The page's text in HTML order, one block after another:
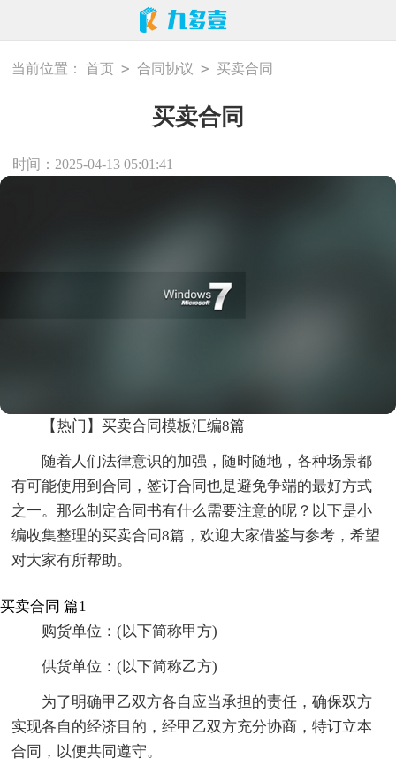
当前位置： 首页 > 合同协议 > 买卖合同
买卖合同
时间：2025-04-13 05:01:41
【热门】买卖合同模板汇编8篇
随着人们法律意识的加强，随时随地，各种场景都
有可能使用到合同，签订合同也是避免争端的最好方式
之一。那么制定合同书有什么需要注意的呢？以下是小
编收集整理的买卖合同8篇，欢迎大家借鉴与参考，希望
对大家有所帮助。
买卖合同 篇1
购货单位：(以下简称甲方)
供货单位：(以下简称乙方)
为了明确甲乙双方各自应当承担的责任，确保双方
实现各自的经济目的，经甲乙双方充分协商，特订立本
合同，以便共同遵守。